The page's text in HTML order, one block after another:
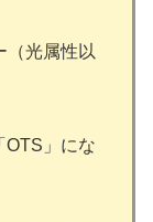
（光属性以
OTS」にな